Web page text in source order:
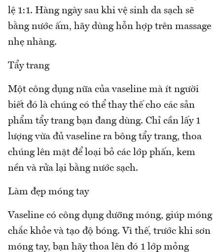
lệ 1:1. Hàng ngày sau khi vệ sinh da sạch sẽ
bằng nước ấm, hãy dùng hỗn hợp trên massage
nhẹ nhàng.
Tẩy trang
Một công dụng nữa của vaseline mà ít người
biết đó là chúng có thể thay thế cho các sản
phẩm tẩy trang bạn đang dùng. Chỉ cần lấy 1
lượng vừa đủ vaseline ra bông tẩy trang, thoa
chúng lên mặt để loại bỏ các lớp phấn, kem
nền và rửa lại bằng nước sạch.
Làm đẹp móng tay
Vaseline có công dụng dưỡng móng, giúp móng
chắc khỏe và tạo độ bóng. Vì thế, trước khi sơn
móng tay, bạn hãy thoa lên đó 1 lớp mỏng